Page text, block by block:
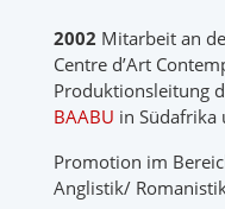
2002 Mitarbeit an
Centre d’Art
Produktionsleitung
BAABU in Südafrika
Promotion im
Anglistik/